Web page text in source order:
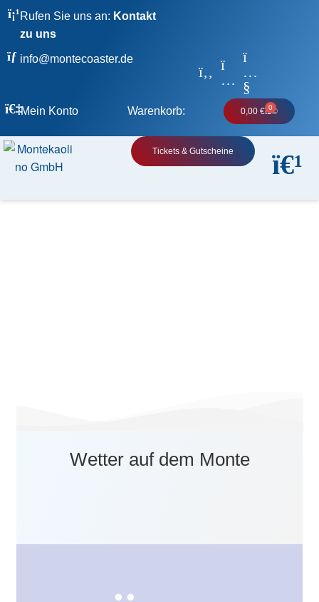
Rufen Sie uns an: Kontakt
zu uns
info@montecoaster.de
Mein Konto Warenkorb: 0,00 € 0
Tickets & Gutscheine
Wetter auf dem Monte